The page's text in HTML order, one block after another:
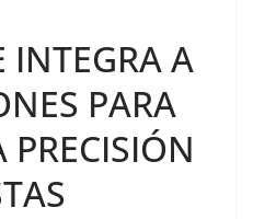
INTEGRA A
PARA
PRECISIÓN